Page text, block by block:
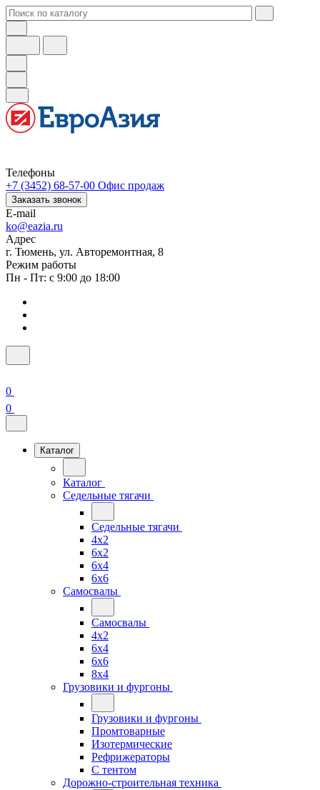
Телефоны
+7 (3452) 68-57-00 Офис продаж
Заказать звонок
E-mail
ko@eazia.ru
Адрес
г. Тюмень, ул. Авторемонтная, 8
Режим работы
Пн - Пт: с 9:00 до 18:00
0
0
Каталог
Каталог
Седельные тягачи
Седельные тягачи
4x2
6x2
6x4
6x6
Самосвалы
Самосвалы
4x2
6x4
6x6
8x4
Грузовики и фургоны
Грузовики и фургоны
Промтоварные
Изотермические
Рефрижераторы
С тентом
Дорожно-строительная техника